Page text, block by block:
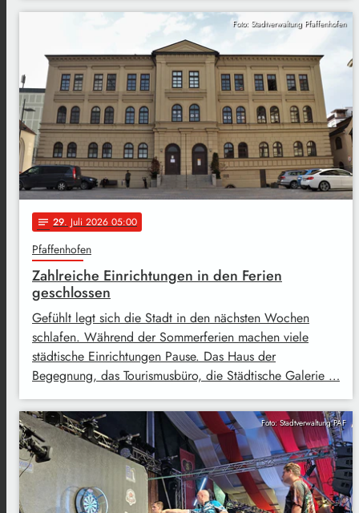
Foto: Stadtverwaltung Pfaffenhofen
notes 29. Juli 2026 05:00
Pfaffenhofen
Zahlreiche Einrichtungen in den Ferien
geschlossen
Gefühlt legt sich die Stadt in den nächsten Wochen
schlafen. Während der Sommerferien machen viele
städtische Einrichtungen Pause. Das Haus der
Begegnung, das Tourismusbüro, die Städtische Galerie …
Foto: Stadtverwaltung PAF